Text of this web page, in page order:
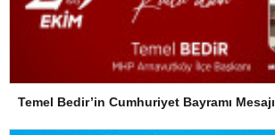
Temel Bedir’in Cumhuriyet Bayramı Mesajı